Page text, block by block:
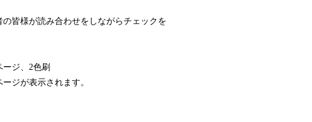
皆様が読み合わせをしながらチェックを
ージ、2色刷
ジが表示されます。